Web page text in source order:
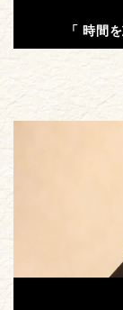
「 時間